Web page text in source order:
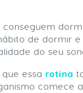
de dormir
do seu
essa rotina
comece